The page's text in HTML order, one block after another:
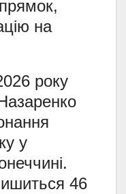
на
року
у
46